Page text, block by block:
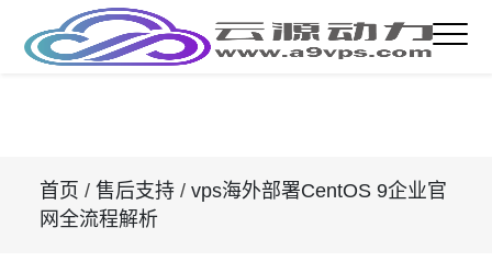
首页 / 售后支持/ vps海外部署CentOS 9企业官
网全流程解析